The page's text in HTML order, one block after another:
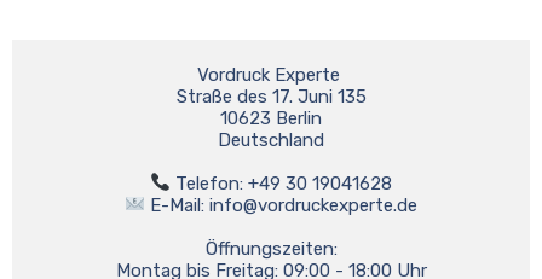
Vordruck Experte
Straße des 17. Juni 135
10623 Berlin
Deutschland
E-Mail: info@vordruckexperte.de
Öffnungszeiten:
Montag bis Freitag: 09:00 - 18:00 Uhr